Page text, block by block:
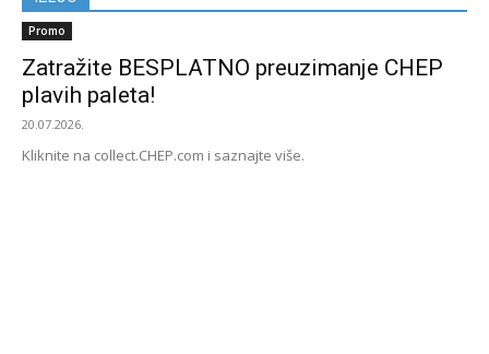
Promo
Zatražite BESPLATNO preuzimanje CHEP
plavih paleta!
20.07.2026.
Kliknite na collect.CHEP.com i saznajte više.